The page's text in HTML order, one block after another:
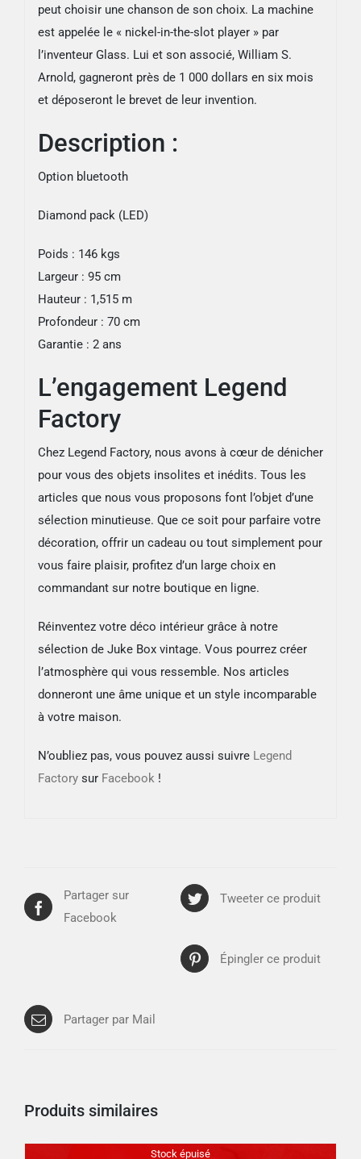
peut choisir une chanson de son choix. La machine
est appelée le « nickel-in-the-slot player » par
l’inventeur Glass. Lui et son associé, William S.
Arnold, gagneront près de 1 000 dollars en six mois
et déposeront le brevet de leur invention.
Description :
Option bluetooth
Diamond pack (LED)
Poids : 146 kgs
Largeur : 95 cm
Hauteur : 1,515 m
Profondeur : 70 cm
Garantie : 2 ans
L’engagement Legend
Factory
Chez Legend Factory, nous avons à cœur de dénicher
pour vous des objets insolites et inédits. Tous les
articles que nous vous proposons font l’objet d’une
sélection minutieuse. Que ce soit pour parfaire votre
décoration, offrir un cadeau ou tout simplement pour
vous faire plaisir, profitez d’un large choix en
commandant sur notre boutique en ligne.
Réinventez votre déco intérieur grâce à notre
sélection de Juke Box vintage. Vous pourrez créer
l’atmosphère qui vous ressemble. Nos articles
donneront une âme unique et un style incomparable
à votre maison.
N’oubliez pas, vous pouvez aussi suivre Legend
Factorysur Facebook!
Partager sur
Facebook
Tweeter ce produit
Épingler ce produit
Partager par Mail
Produits similaires
Stock épuisé